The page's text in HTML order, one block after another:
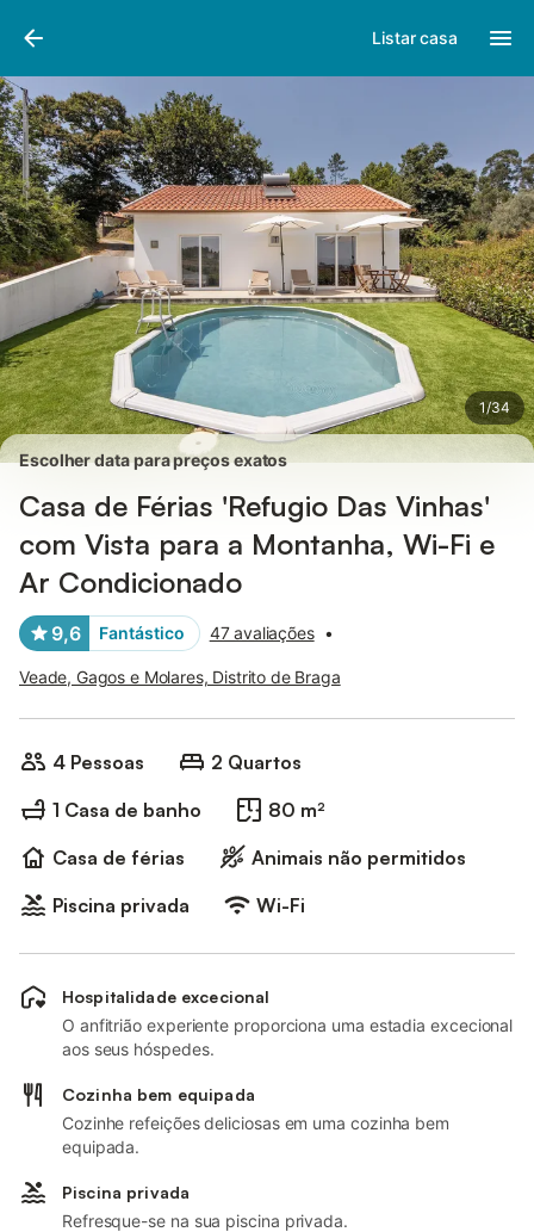
Listar casa
1/34
Fotos
Escolher data para preços exatos
Casa de Férias 'Refugio Das Vinhas'
com Vista para a Montanha, Wi-Fi e
Ar Condicionado
9,6 Fantástico 47 avaliações •
Veade, Gagos e Molares, Distrito de Braga
4 Pessoas
2 Quartos
1 Casa de banho
80 m²
Casa de férias
Animais não permitidos
Piscina privada
Wi-Fi
Hospitalidade excecional
O anfitrião experiente proporciona uma estadia excecional
aos seus hóspedes.
Cozinha bem equipada
Cozinhe refeições deliciosas em uma cozinha bem
equipada.
Piscina privada
Refresque-se na sua piscina privada.